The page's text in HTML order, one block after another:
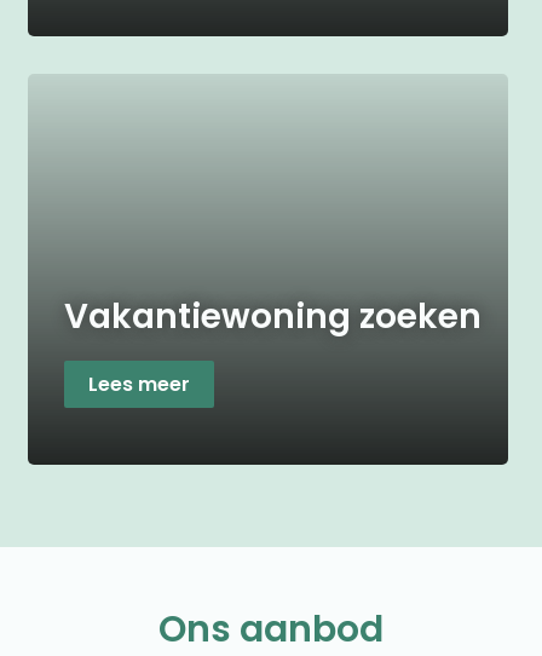
Vakantiewoning zoeken
Lees meer
Ons aanbod